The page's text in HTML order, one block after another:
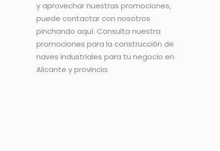
y aprovechar nuestras promociones,
puede contactar con nosotros
pinchando aquí. Consulta nuestra
promociones para la construcción de
naves industriales para tu negocio en
Alicante y provincia.